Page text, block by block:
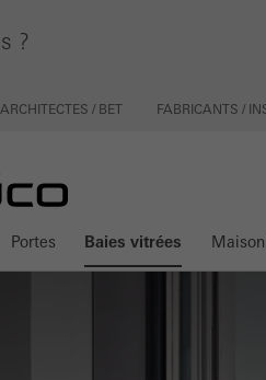
?
ARCHITECTES / BET FABRICANTS /
Portes Baies vitrées